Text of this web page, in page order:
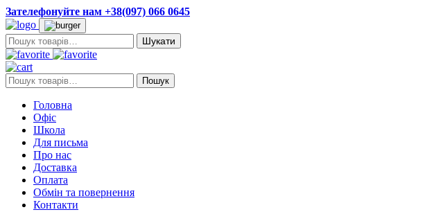
Зателефонуйте нам +38(097) 066 0645
Пошук:
Пошук: Пошук
Головна
Офіс
Школа
Для письма
Про нас
Доставка
Оплата
Обмін та повернення
Контакти